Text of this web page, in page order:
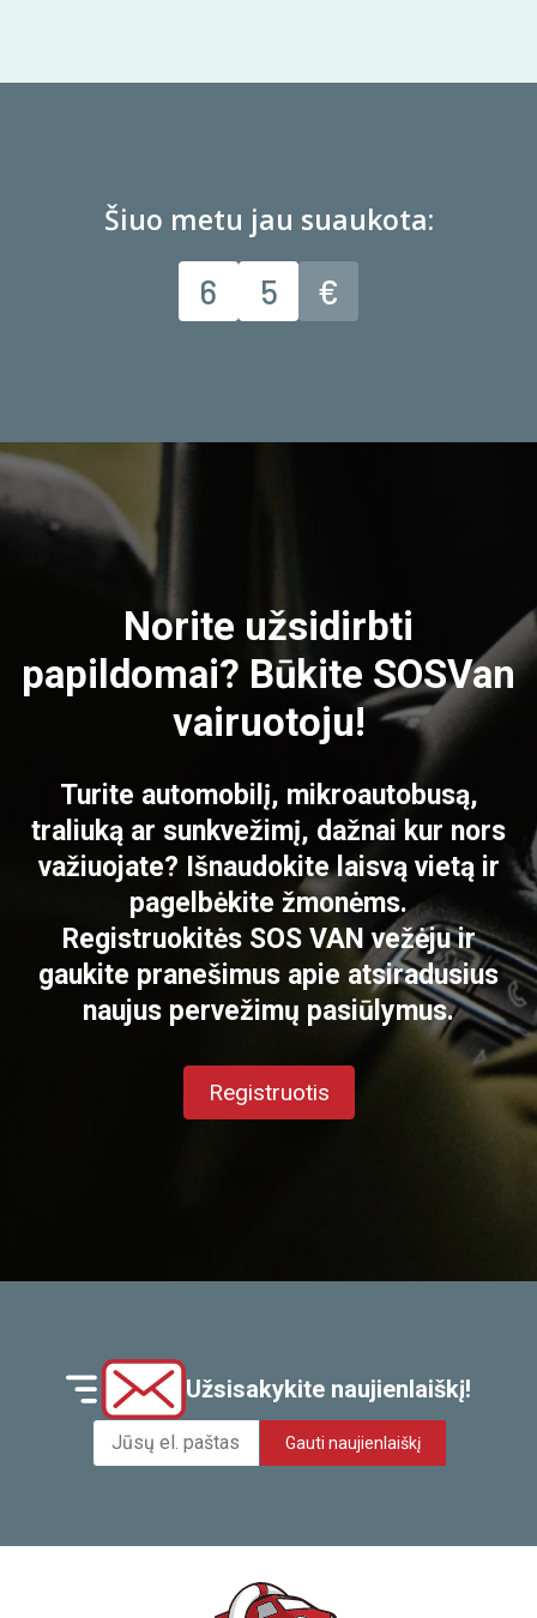
Šiuo metu jau suaukota:
7 0 €
Norite užsidirbti
papildomai? Būkite SOSVan
vairuotoju!
Turite automobilį, mikroautobusą,
traliuką ar sunkvežimį, dažnai kur nors
važiuojate? Išnaudokite laisvą vietą ir
pagelbėkite žmonėms.
Registruokitės SOS VAN vežėju ir
gaukite pranešimus apie atsiradusius
naujus pervežimų pasiūlymus.
Registruotis
Užsisakykite naujienlaiškį!
Gauti naujienlaiškį